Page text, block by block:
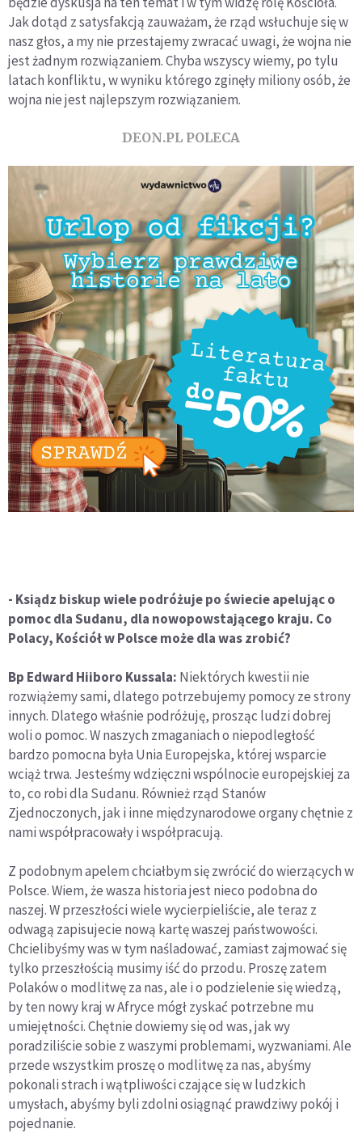
Jak dotąd z satysfakcją zauważam, że rząd wsłuchuje się w
nasz głos, a my nie przestajemy zwracać uwagi, że wojna nie
jest żadnym rozwiązaniem. Chyba wszyscy wiemy, po tylu
latach konfliktu, w wyniku którego zginęły miliony osób, że
wojna nie jest najlepszym rozwiązaniem.
DEON.PL POLECA
- Ksiądz biskup wiele podróżuje po świecie apelując o
pomoc dla Sudanu, dla nowopowstającego kraju. Co
Polacy, Kościół w Polsce może dla was zrobić?
Bp Edward Hiiboro Kussala: Niektórych kwestii nie
rozwiążemy sami, dlatego potrzebujemy pomocy ze strony
innych. Dlatego właśnie podróżuję, prosząc ludzi dobrej
woli o pomoc. W naszych zmaganiach o niepodległość
bardzo pomocna była Unia Europejska, której wsparcie
wciąż trwa. Jesteśmy wdzięczni wspólnocie europejskiej za
to, co robi dla Sudanu. Również rząd Stanów
Zjednoczonych, jak i inne międzynarodowe organy chętnie z
nami współpracowały i współpracują.
Z podobnym apelem chciałbym się zwrócić do wierzących w
Polsce. Wiem, że wasza historia jest nieco podobna do
naszej. W przeszłości wiele wycierpieliście, ale teraz z
odwagą zapisujecie nową kartę waszej państwowości.
Chcielibyśmy was w tym naśladować, zamiast zajmować się
tylko przeszłością musimy iść do przodu. Proszę zatem
Polaków o modlitwę za nas, ale i o podzielenie się wiedzą,
by ten nowy kraj w Afryce mógł zyskać potrzebne mu
umiejętności. Chętnie dowiemy się od was, jak wy
poradziliście sobie z waszymi problemami, wyzwaniami. Ale
przede wszystkim proszę o modlitwę za nas, abyśmy
pokonali strach i wątpliwości czające się w ludzkich
umysłach, abyśmy byli zdolni osiągnąć prawdziwy pokój i
pojednanie.